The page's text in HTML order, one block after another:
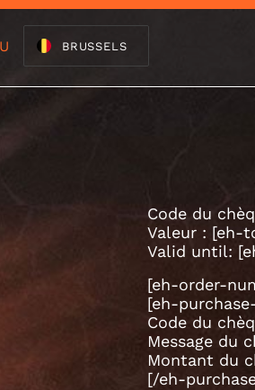
BRUSSELS
Code du
Valeur : [eh-
Valid until:
[eh-order-
[eh-
Code du
Message du
Montant du
[/eh-